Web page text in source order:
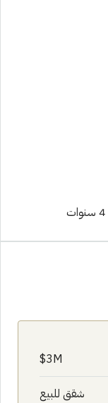
3M$
شقق للبيع